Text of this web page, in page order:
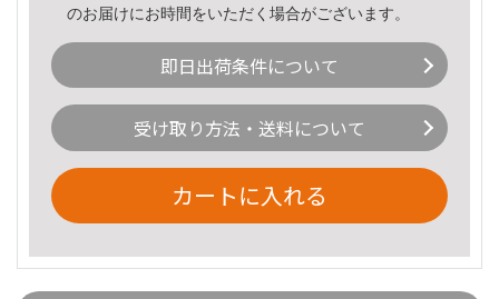
のお届けにお時間をいただく場合がございます。
即日出荷条件について
受け取り方法・送料について
カートに入れる